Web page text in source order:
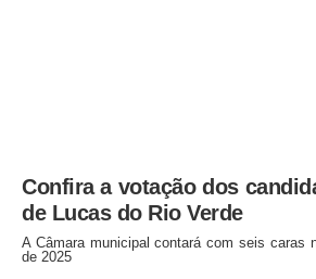
Confira a votação dos
de Lucas do Rio Verde
A Câmara municipal contará com seis caras
de 2025